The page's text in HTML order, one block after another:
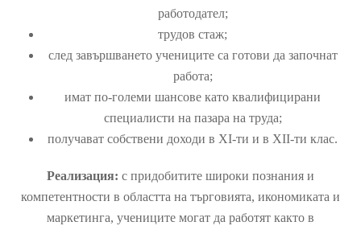
работодател;
трудов стаж;
след завършването учениците са готови да започнат
работа;
имат по-големи шансове като квалифицирани
специалисти на пазара на труда;
получават собствени доходи в XI-ти и в XII-ти клас.
Реализация: с придобитите широки познания и
компетентности в областта на търговията, икономиката и
маркетинга, учениците могат да работят както в